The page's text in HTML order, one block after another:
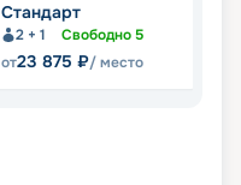
Стандарт
2 + 1 Свободно5
от23 875 ₽/ место